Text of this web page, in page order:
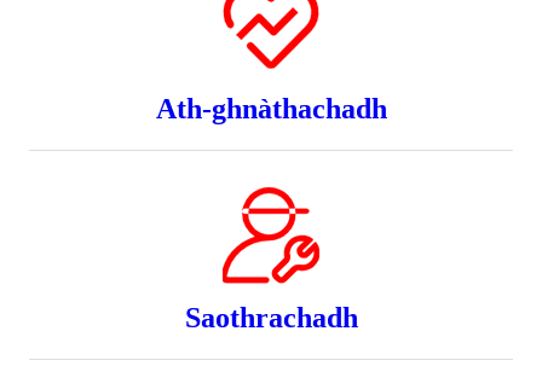
Ath-ghnàthachadh
Saothrachadh